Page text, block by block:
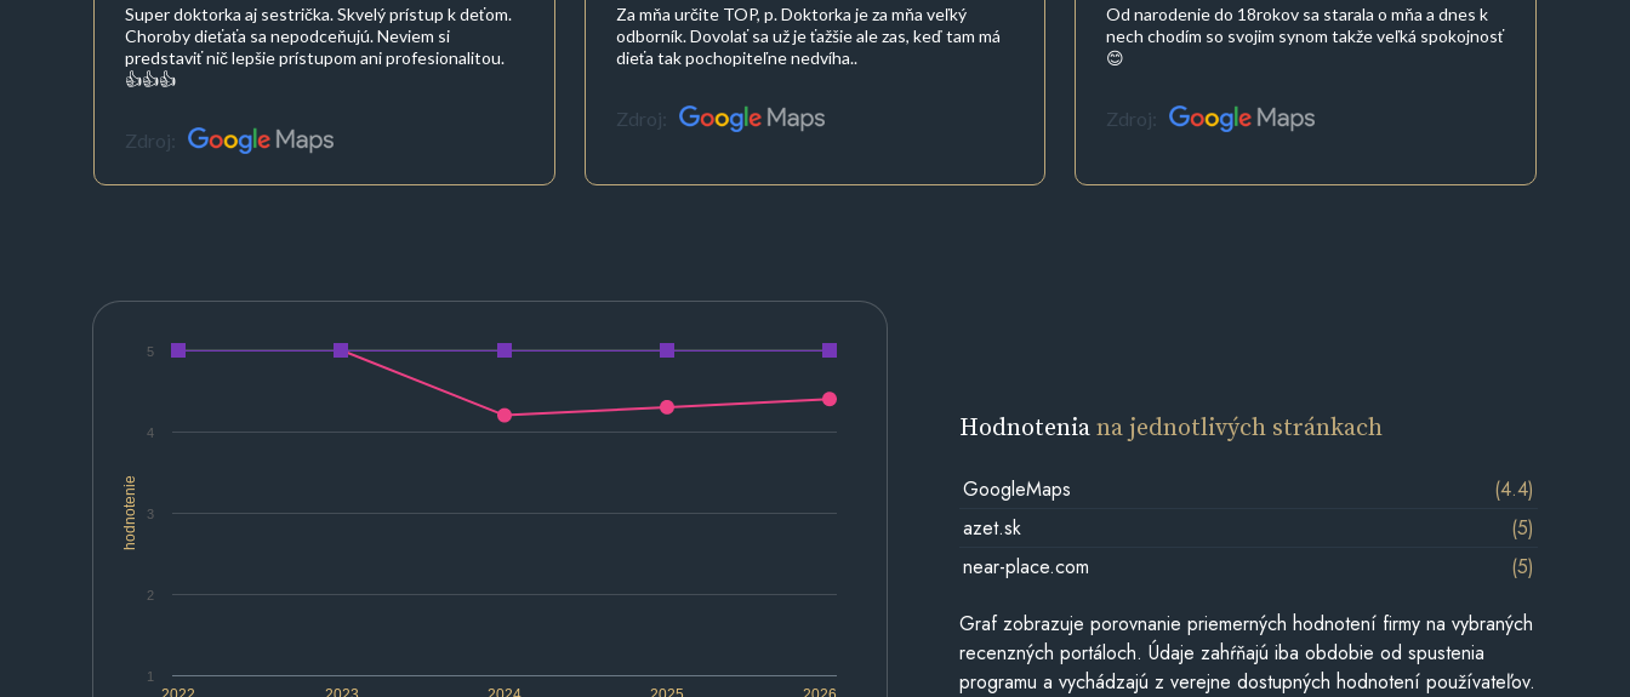
Super doktorka aj sestrička. Skvelý prístup k deťom.
Choroby dieťaťa sa nepodceňujú. Neviem si
predstaviť nič lepšie prístupom ani profesionalitou.
👍👍👍
Zdroj:
Za mňa určite TOP, p. Doktorka je za mňa veľký
odborník. Dovolať sa už je ťažšie ale zas, keď tam má
dieťa tak pochopiteľne nedvíha..
Zdroj:
Od narodenie do 18rokov sa starala o mňa a dnes k
nech chodím so svojim synom takže veľká spokojnosť
😊
Zdroj:
hodnotenie
1
2
3
4
5
Hodnoteniana jednotlivých stránkach
GoogleMaps
(4.4)
azet.sk
(5)
near-place.com
(5)
Graf zobrazuje porovnanie priemerných hodnotení firmy na vybraných
recenzných portáloch. Údaje zahŕňajú iba obdobie od spustenia
programu a vychádzajú z verejne dostupných hodnotení používateľov.